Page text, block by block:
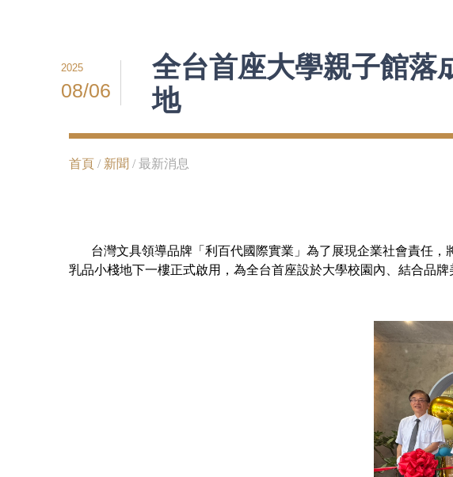
2025
08/06
全台首座大學親子館落
地
首頁 / 新聞 / 最新消息
台灣文具領導品牌「利百代國際實業」為了展現企業社會責任，
乳品小棧地下一樓正式啟用，為全台首座設於大學校園內、結合品牌